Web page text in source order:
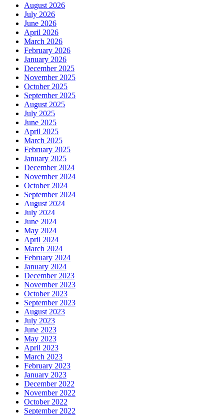
August 2026
July 2026
June 2026
April 2026
March 2026
February 2026
January 2026
December 2025
November 2025
October 2025
September 2025
August 2025
July 2025
June 2025
April 2025
March 2025
February 2025
January 2025
December 2024
November 2024
October 2024
September 2024
August 2024
July 2024
June 2024
May 2024
April 2024
March 2024
February 2024
January 2024
December 2023
November 2023
October 2023
September 2023
August 2023
July 2023
June 2023
May 2023
April 2023
March 2023
February 2023
January 2023
December 2022
November 2022
October 2022
September 2022